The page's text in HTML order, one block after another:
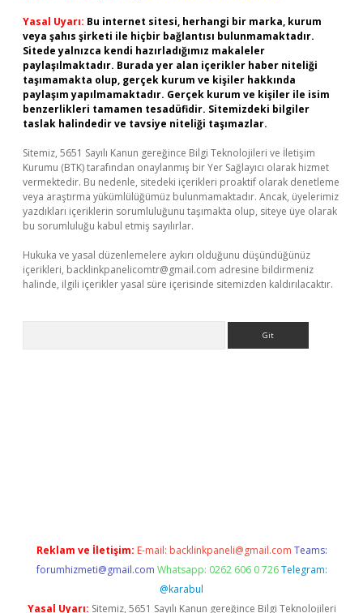
Yasal Uyarı: Bu internet sitesi, herhangi bir marka, kurum
veya şahıs şirketi ile hiçbir bağlantısı bulunmamaktadır.
Sitede yalnızca kendi hazırladığımız makaleler
paylaşılmaktadır. Burada yer alan içerikler haber niteliği
taşımamakta olup, gerçek kurum ve kişiler hakkında
paylaşım yapılmamaktadır. Gerçek kurum ve kişiler ile isim
benzerlikleri tamamen tesadüfidir. Sitemizdeki bilgiler
taslak halindedir ve tavsiye niteliği taşımazlar.
Sitemiz, 5651 Sayılı Kanun gereğince Bilgi Teknolojileri ve İletişim
Kurumu (BTK) tarafından onaylanmış bir Yer Sağlayıcı olarak hizmet
vermektedir. Bu nedenle, sitedeki içerikleri proaktif olarak denetleme
veya araştırma yükümlülüğümüz bulunmamaktadır. Ancak, üyelerimiz
yazdıkları içeriklerin sorumluluğunu taşımakta olup, siteye üye olarak
bu sorumluluğu kabul etmiş sayılırlar.
Hukuka ve yasal düzenlemelere aykırı olduğunu düşündüğünüz
içerikleri, backlinkpanelicomtr@gmail.com adresine bildirmeniz
halinde, ilgili içerikler yasal süre içerisinde sitemizden kaldırılacaktır.
Reklam ve İletişim: E-mail: backlinkpaneli@gmail.com Teams:
forumhizmeti@gmail.com Whatsapp: 0262 606 0 726 Telegram:
@karabul
Yasal Uyarı: Sitemiz, 5651 Sayılı Kanun gereğince Bilgi Teknolojileri